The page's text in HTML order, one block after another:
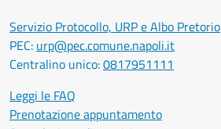
Servizio Protocollo, URP e Albo Pretorio
PEC: urp@pec.comune.napoli.it
Centralino unico:0817951111
Leggi le FAQ
Prenotazione appuntamento